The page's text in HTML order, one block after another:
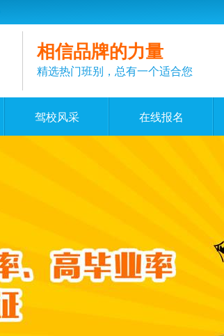
相信品牌的力量
精选热门班别，总有一个适合您
驾校风采 在线报名